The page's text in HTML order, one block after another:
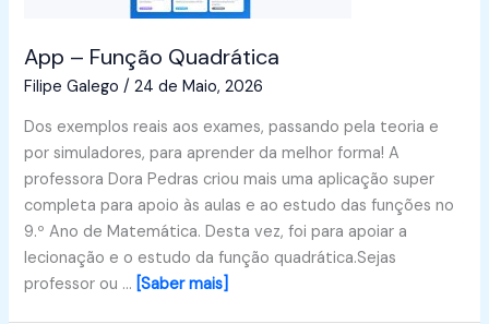
App – Função Quadrática
Filipe Galego/24 de Maio, 2026
Dos exemplos reais aos exames, passando pela teoria e
por simuladores, para aprender da melhor forma! A
professora Dora Pedras criou mais uma aplicação super
completa para apoio às aulas e ao estudo das funções no
9.º Ano de Matemática. Desta vez, foi para apoiar a
lecionação e o estudo da função quadrática.Sejas
professor ou … [Saber mais]